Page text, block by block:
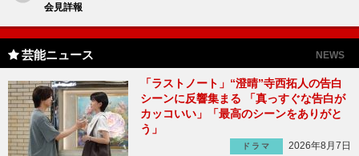
会見詳報
芸能ニュース NEWS
「ラストノート」“澄晴”寺西拓人の告白
シーンに反響集まる 「真っすぐな告白が
カッコいい」「最高のシーンをありがと
う」
ドラマ 2026年8月7日